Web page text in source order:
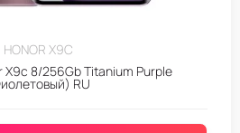
HONOR X9C
8/256Gb Titanium Purple
RU